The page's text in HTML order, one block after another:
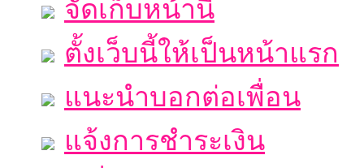
จัดเก็บหน้านี้
ตั้งเว็บนี้ให้เป็นหน้าแรก
แนะนำบอกต่อเพื่อน
แจ้งการชำระเงิน